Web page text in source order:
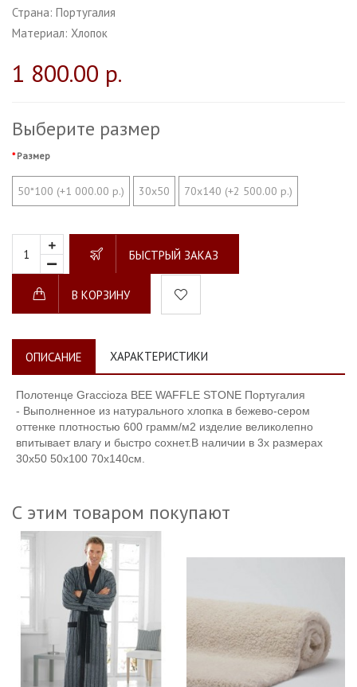
Страна: Португалия
Материал: Хлопок
1 800.00 р.
Выберите размер
Размер
50*100 (+1 000.00 р.) 30х50 70х140 (+2 500.00 р.)
БЫСТРЫЙ ЗАКАЗ
В КОРЗИНУ
ОПИСАНИЕ ХАРАКТЕРИСТИКИ
Полотенце Graccioza BEE WAFFLE STONE Португалия
- Выполненное из натурального хлопка в бежево-сером
оттенке плотностью 600 грамм/м2 изделие великолепно
впитывает влагу и быстро сохнет.В наличии в 3х размерах
30х50 50х100 70х140см.
С этим товаром покупают